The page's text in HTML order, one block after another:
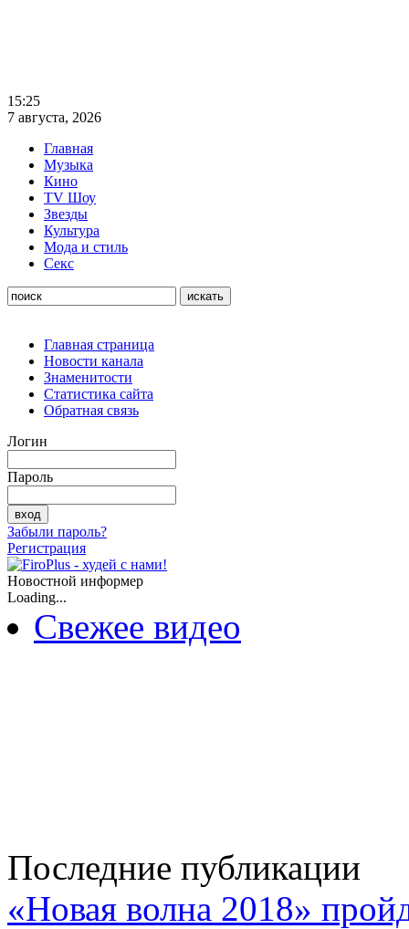
15:25
7 августа, 2026
Главная
Музыка
Кино
TV Шоу
Звезды
Культура
Мода и стиль
Секс
Главная страница
Новости канала
Знаменитости
Статистика сайта
Обратная связь
Логин
Пароль
Забыли пароль?
Регистрация
Новостной информер
Loading...
Свежее видео
Последние публикации
«Новая волна 2018»